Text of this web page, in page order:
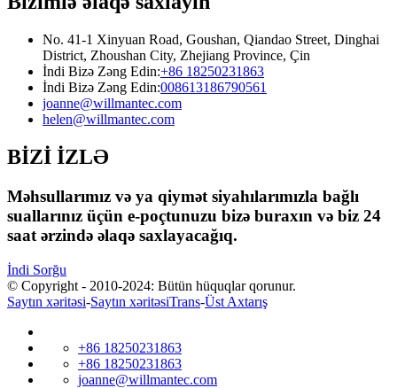
No. 41-1 Xinyuan Road, Goushan, Qiandao Street, Dinghai
District, Zhoushan City, Zhejiang Province, Çin
İndi Bizə Zəng Edin:+86 18250231863
İndi Bizə Zəng Edin:008613186790561
joanne@willmantec.com
helen@willmantec.com
BİZİ İZLƏ
Məhsullarımız və ya qiymət siyahılarımızla bağlı
suallarınız üçün e-poçtunuzu bizə buraxın və biz 24
saat ərzində əlaqə saxlayacağıq.
İndi Sorğu
© Copyright - 2010-2024: Bütün hüquqlar qorunur.
Saytın xəritəsi-Saytın xəritəsiTrans-Üst Axtarış
+86 18250231863
+86 18250231863
joanne@willmantec.com